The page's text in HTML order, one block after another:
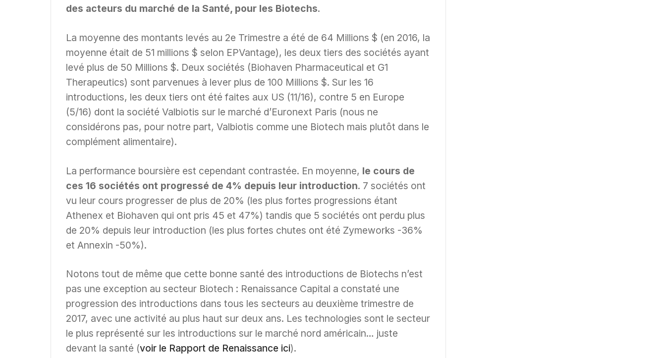
des acteurs du marché de la Santé, pour les Biotechs.
La moyenne des montants levés au 2e Trimestre a été de 64 Millions $ (en 2016, la
moyenne était de 51 millions $ selon EPVantage), les deux tiers des sociétés ayant
levé plus de 50 Millions $. Deux sociétés (Biohaven Pharmaceutical et G1
Therapeutics) sont parvenues à lever plus de 100 Millions $. Sur les 16
introductions, les deux tiers ont été faites aux US (11/16), contre 5 en Europe
(5/16) dont la société Valbiotis sur le marché d’Euronext Paris (nous ne
considérons pas, pour notre part, Valbiotis comme une Biotech mais plutôt dans le
complément alimentaire).
La performance boursière est cependant contrastée. En moyenne, le cours de
ces 16 sociétés ont progressé de 4% depuis leur introduction. 7 sociétés ont
vu leur cours progresser de plus de 20% (les plus fortes progressions étant
Athenex et Biohaven qui ont pris 45 et 47%) tandis que 5 sociétés ont perdu plus
de 20% depuis leur introduction (les plus fortes chutes ont été Zymeworks -36%
et Annexin -50%).
Notons tout de même que cette bonne santé des introductions de Biotechs n’est
pas une exception au secteur Biotech : Renaissance Capital a constaté une
progression des introductions dans tous les secteurs au deuxième trimestre de
2017, avec une activité au plus haut sur deux ans. Les technologies sont le secteur
le plus représenté sur les introductions sur le marché nord américain… juste
devant la santé (voir le Rapport de Renaissance ici).